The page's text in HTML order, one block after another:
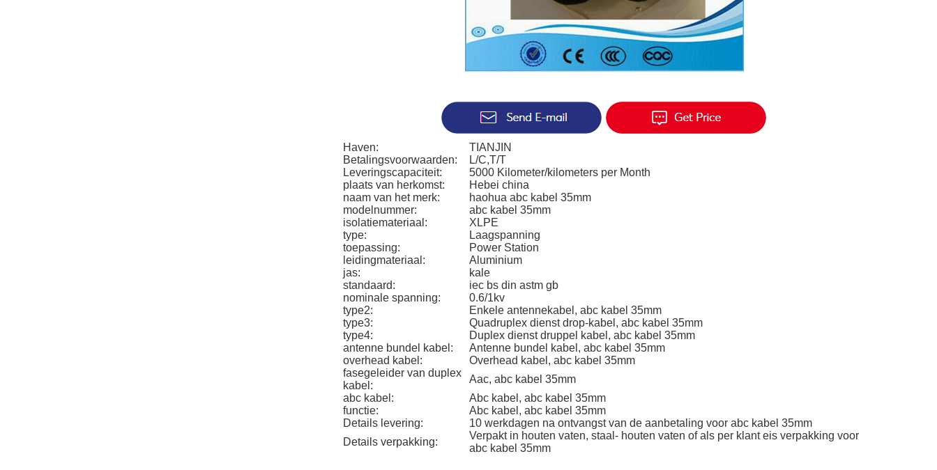
Haven:
TIANJIN
Betalingsvoorwaarden:
L/C,T/T
Leveringscapaciteit:
5000 Kilometer/kilometers per Month
plaats van herkomst:
Hebei china
naam van het merk:
haohua abc kabel 35mm
modelnummer:
abc kabel 35mm
isolatiemateriaal:
XLPE
type:
Laagspanning
toepassing:
Power Station
leidingmateriaal:
Aluminium
jas:
kale
standaard:
iec bs din astm gb
nominale spanning:
0.6/1kv
type2:
Enkele antennekabel, abc kabel 35mm
type3:
Quadruplex dienst drop-kabel, abc kabel 35mm
type4:
Duplex dienst druppel kabel, abc kabel 35mm
antenne bundel kabel:
Antenne bundel kabel, abc kabel 35mm
overhead kabel:
Overhead kabel, abc kabel 35mm
fasegeleider van duplex
kabel:
Aac, abc kabel 35mm
abc kabel:
Abc kabel, abc kabel 35mm
functie:
Abc kabel, abc kabel 35mm
Details levering:
10 werkdagen na ontvangst van de aanbetaling voor abc kabel 35mm
Details verpakking:
Verpakt in houten vaten, staal- houten vaten of als per klant eis verpakking voor
abc kabel 35mm